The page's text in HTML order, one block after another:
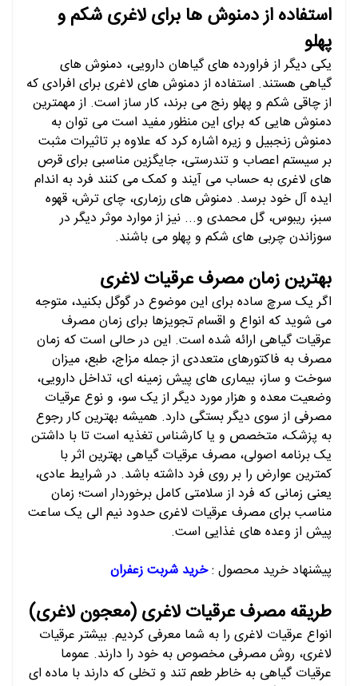
استفاده از دمنوش ها برای لاغری شکم و
پهلو
یکی دیگر از فراورده های گیاهان دارویی، دمنوش های
گیاهی هستند. استفاده از دمنوش های لاغری برای افرادی که
از چاقی شکم و پهلو رنج می برند، کار ساز است. از مهمترین
دمنوش هایی که برای این منظور مفید است می توان به
دمنوش زنجبیل و زیره اشاره کرد که علاوه بر تاثیرات مثبت
بر سیستم اعصاب و تندرستی، جایگزین مناسبی برای قرص
های لاغری به حساب می آیند و کمک می کنند فرد به اندام
ایده آل خود برسد. دمنوش های رزماری، چای ترش، قهوه
سبز، ریبوس، گل محمدی و... نیز از موارد موثر دیگر در
سوزاندن چربی های شکم و پهلو می باشند.
بهترین زمان مصرف عرقیات لاغری
اگر یک سرچ ساده برای این موضوع در گوگل بکنید، متوجه
می شوید که انواع و اقسام تجویزها برای زمان مصرف
عرقیات گیاهی ارائه شده است. این در حالی است که زمان
مصرف به فاکتورهای متعددی از جمله مزاج، طبع، میزان
سوخت و ساز، بیماری های پیش زمینه ای، تداخل دارویی،
وضعیت معده و هزار مورد دیگر از یک سو، و نوع عرقیات
مصرفی از سوی دیگر بستگی دارد. همیشه بهترین کار رجوع
به پزشک، متخصص و یا کارشناس تغذیه است تا با داشتن
یک برنامه اصولی، مصرف عرقیات گیاهی بهترین اثر با
کمترین عوارض را بر روی فرد داشته باشد. در شرایط عادی،
یعنی زمانی که فرد از سلامتی کامل برخوردار است؛ زمان
مناسب برای مصرف عرقیات لاغری حدود نیم الی یک ساعت
پیش از وعده های غذایی است.
پیشنهاد خرید محصول :خرید شربت زعفران
طریقه مصرف عرقیات لاغری (معجون لاغری)
انواع عرقیات لاغری را به شما معرفی کردیم. بیشتر عرقیات
لاغری، روش مصرفی مخصوص به خود را دارند. عموما
عرقیات گیاهی به خاطر طعم تند و تخلی که دارند با ماده ای